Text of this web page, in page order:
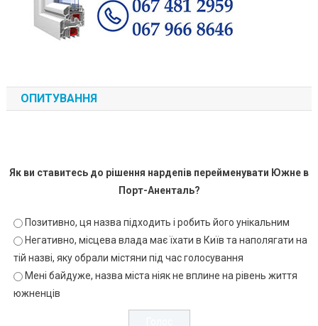
ОПИТУВАННЯ
Як ви ставитесь до рішення нардепів перейменувати Южне в
Порт-Аненталь?
Позитивно, ця назва підходить і робить його унікальним
Негативно, місцева влада має їхати в Київ та наполягати на
тій назві, яку обрали містяни під час голосування
Мені байдуже, назва міста ніяк не вплине на рівень життя
южненців